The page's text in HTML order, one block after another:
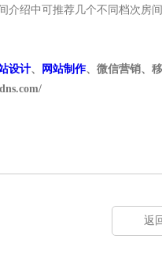
介绍中可推荐几个不同档次房
设计、 网站制作、微信营销、
返